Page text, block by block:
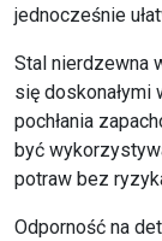
jednocześnie
Stal nierdzewna
się doskonałymi
pochłania
być
potraw bez
Odporność na